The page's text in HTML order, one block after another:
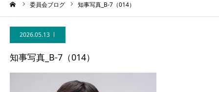
委員会ブログ 知事写真_B-7（014）
2026.05.13
知事写真_B-7（014）